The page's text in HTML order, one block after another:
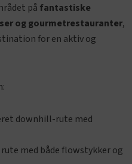
på fantastiske
og gourmetrestauranter,
for en aktiv og
downhill-rute med
med både flowstykker og